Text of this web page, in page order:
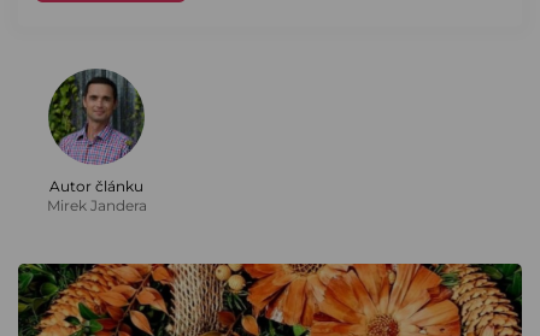
Autor článku
Mirek Jandera